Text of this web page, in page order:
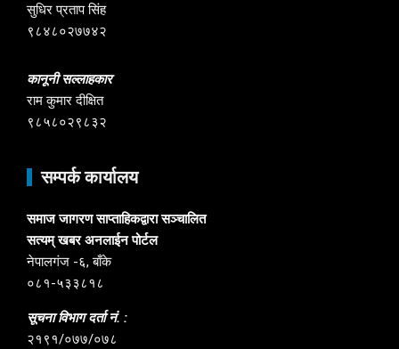
सुधिर प्रताप सिंह
९८४८०२७७४२
कानूनी सल्लाहकार
राम कुमार दीक्षित
९८५८०२९८३२
सम्पर्क कार्यालय
समाज जागरण साप्ताहिकद्वारा सञ्चालित
सत्यम् खबर अनलाईन पोर्टल
नेपालगंज -६, बाँके
०८१-५३३८१८
सूचना विभाग दर्ता नं. :
२१९१/०७७/०७८